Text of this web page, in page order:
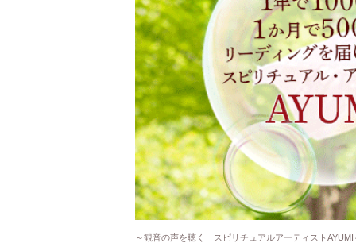
～観音の声を聴く スピリチュアルアーティストAYUMI